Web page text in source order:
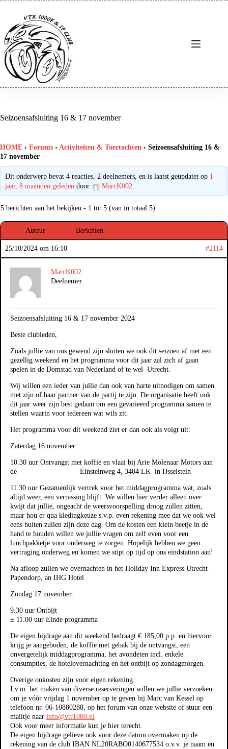
inhoud
Seizoensafsluiting 16 & 17 november
HOME › Forums › Activiteiten & Toertochten › Seizoensafsluiting 16 &
17 november
Dit onderwerp bevat 4 reacties, 2 deelnemers, en is laatst geüpdatet op 1
jaar, 8 maanden geleden door MarcK002.
5 berichten aan het bekijken - 1 tot 5 (van in totaal 5)
Auteur Berichten
25/10/2024 om 16:10 #2114
MarcK002
Deelnemer
Seizoensafsluiting 16 & 17 november 2024
Beste clubleden,
Zoals jullie van ons gewend zijn sluiten we ook dit seizoen af met een
gezellig weekend en het programma voor dit jaar zal zich af gaan
spelen in de Domstad van Nederland of te wel Utrecht.
Wij willen een ieder van jullie dan ook van harte uitnodigen om samen
met zijn of haar partner van de partij te zijn. De organisatie heeft ook
dit jaar weer zijn best gedaan om een gevarieerd programma samen te
stellen waarin voor iedereen wat wils zit.
Het programma voor dit weekend ziet er dan ook als volgt uit:
Zaterdag 16 november:
10.30 uur Ontvangst met koffie en vlaai bij Arie Molenaar Motors aan
de Einsteinweg 4, 3404 LK in IJsselstein
11.30 uur Gezamenlijk vertrek voor het middagprogramma wat, zoals
altijd weer, een verrassing blijft. We willen hier verder alleen over
kwijt dat jullie, ongeacht de weersvoorspelling droog zullen zitten,
maar hou er qua kledingkeuze s.v.p. even rekening mee dat we ook wel
eens buiten zullen zijn deze dag. Om de kosten een klein beetje in de
hand te houden willen we jullie vragen om zelf even voor een
lunchpakketje voor onderweg te zorgen. Hopelijk hebben we geen
vertraging onderweg en komen we stipt op tijd op ons eindstation aan!
Na afloop zullen we overnachten in het Holiday Inn Express Utrecht –
Papendorp, an IHG Hotel
Zondag 17 november:
9.30 uur Ontbijt
± 11.00 uur Einde programma
De eigen bijdrage aan dit weekend bedraagt € 185,00 p.p. en hiervoor
krijg je aangeboden; de koffie met gebak bij de ontvangst, een
onvergetelijk middagprogramma, het avondeten incl. enkele
consumpties, de hotelovernachting en het ontbijt op zondagmorgen.
Overige onkosten zijn voor eigen rekening.
I.v.m. het maken van diverse reserveringen willen we jullie verzoeken
om je vóór vrijdag 1 november op te geven bij Marc van Kessel op
telefoon nr. 06-10880288, op het forum van onze website of stuur een
mailtje naar info@vtr1000.nl
Ook voor meer informatie kun je hier terecht.
De eigen bijdrage gelieve ook voor deze datum overmaken op de
rekening van de club IBAN NL20RABO0140677534 o.v.v. je naam en